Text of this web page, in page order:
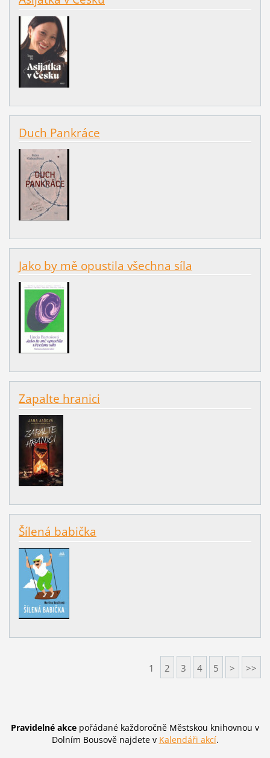
Duch Pankráce
Jako by mě opustila všechna síla
Zapalte hranici
Šílená babička
1 2 3 4 5 > >>
Pravidelné akce pořádané každoročně Městskou knihovnou v
Dolním Bousově najdete v Kalendáři akcí.